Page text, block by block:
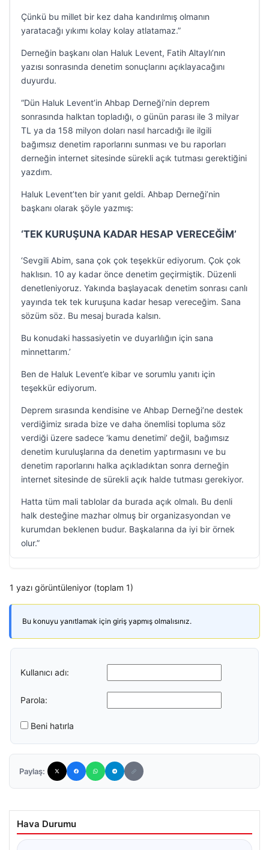
Çünkü bu millet bir kez daha kandırılmış olmanın
yaratacağı yıkımı kolay kolay atlatamaz.”
Derneğin başkanı olan Haluk Levent, Fatih Altaylı’nın
yazısı sonrasında denetim sonuçlarını açıklayacağını
duyurdu.
“Dün Haluk Levent’in Ahbap Derneği’nin deprem
sonrasında halktan topladığı, o günün parası ile 3 milyar
TL ya da 158 milyon doları nasıl harcadığı ile ilgili
bağımsız denetim raporlarını sunması ve bu raporları
derneğin internet sitesinde sürekli açık tutması gerektiğini
yazdım.
Haluk Levent’ten bir yanıt geldi. Ahbap Derneği’nin
başkanı olarak şöyle yazmış:
‘TEK KURUŞUNA KADAR HESAP VERECEĞİM’
‘Sevgili Abim, sana çok çok teşekkür ediyorum. Çok çok
haklısın. 10 ay kadar önce denetim geçirmiştik. Düzenli
denetleniyoruz. Yakında başlayacak denetim sonrası canlı
yayında tek tek kuruşuna kadar hesap vereceğim. Sana
sözüm söz. Bu mesaj burada kalsın.
Bu konudaki hassasiyetin ve duyarlılığın için sana
minnettarım.’
Ben de Haluk Levent’e kibar ve sorumlu yanıtı için
teşekkür ediyorum.
Deprem sırasında kendisine ve Ahbap Derneği’ne destek
verdiğimiz sırada bize ve daha önemlisi topluma söz
verdiği üzere sadece ‘kamu denetimi’ değil, bağımsız
denetim kuruluşlarına da denetim yaptırmasını ve bu
denetim raporlarını halka açıkladıktan sonra derneğin
internet sitesinde de sürekli açık halde tutması gerekiyor.
Hatta tüm mali tablolar da burada açık olmalı. Bu denli
halk desteğine mazhar olmuş bir organizasyondan ve
kurumdan beklenen budur. Başkalarına da iyi bir örnek
olur.”
1 yazı görüntüleniyor (toplam 1)
Bu konuyu yanıtlamak için giriş yapmış olmalısınız.
Kullanıcı adı:
Parola:
Beni hatırla
Paylaş:
Hava Durumu